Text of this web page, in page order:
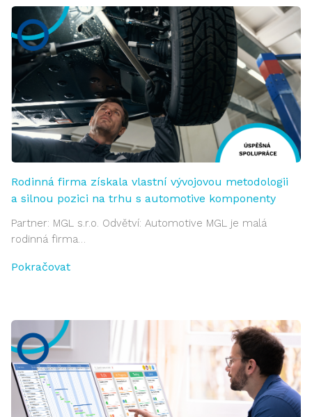
Rodinná firma získala vlastní vývojovou metodologii
a silnou pozici na trhu s automotive komponenty
Partner: MGL s.r.o. Odvětví: Automotive MGL je malá
rodinná firma…
Pokračovat